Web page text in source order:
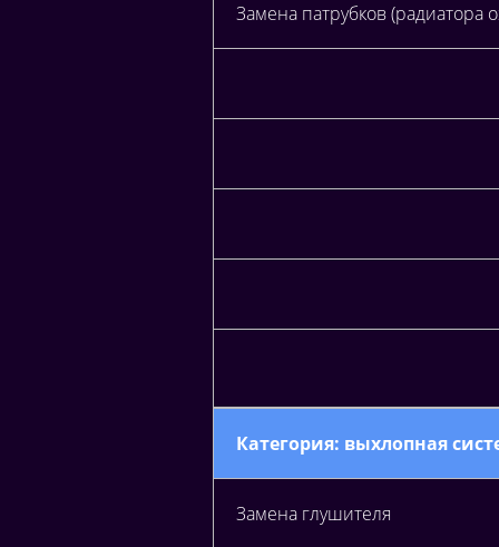
Замена патрубков (радиатора
Категория: выхлопная
Замена глушителя